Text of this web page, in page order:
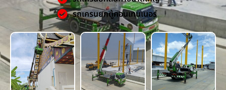
รถเครนยกตู้คอนเทนเนอร์